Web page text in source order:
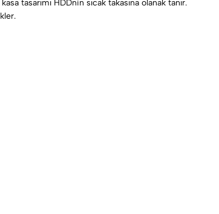
tasarımı HDDnin sıcak takasına olanak tanır.